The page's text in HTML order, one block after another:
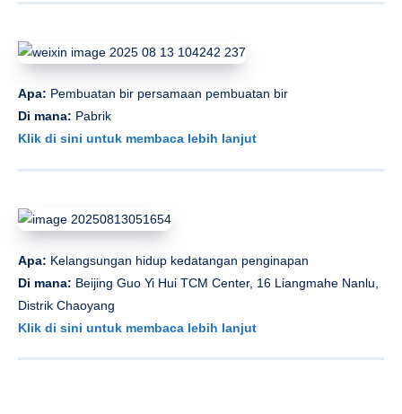
Apa: Pembuatan bir persamaan pembuatan bir
Di mana: Pabrik
Klik di sini untuk membaca lebih lanjut
Apa: Kelangsungan hidup kedatangan penginapan
Di mana: Beijing Guo Yi Hui TCM Center, 16 Liangmahe Nanlu,
Distrik Chaoyang
Klik di sini untuk membaca lebih lanjut